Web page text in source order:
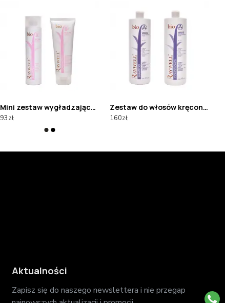
Mini zestaw wygładzający Raywell BIO BOMA
93zł
Zestaw do włosów kręconych Raywell BIO
160zł
Aktualności
Zapisz się do naszego newslettera i nie przegap